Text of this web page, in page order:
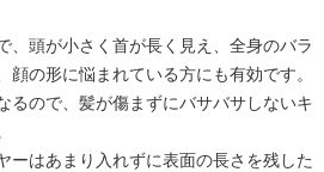
、頭が小さく首が長く見え、全身のバラ
顔の形に悩まれている方にも有効です。
るので、髪が傷まずにバサバサしないキ
ーはあまり入れずに表面の長さを残した